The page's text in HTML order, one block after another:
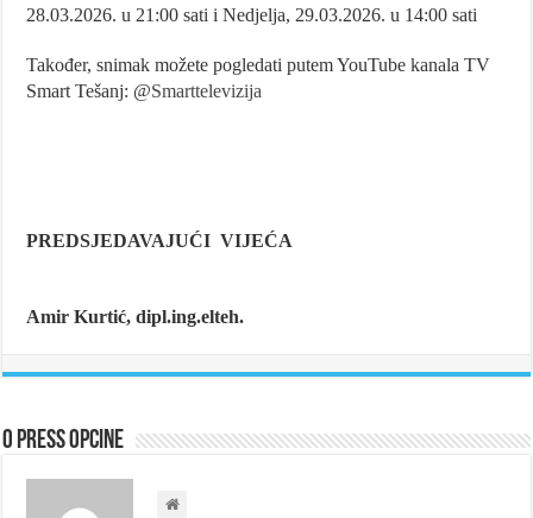
28.03.2026. u 21:00 sati i Nedjelja, 29.03.2026. u 14:00 sati
Također, snimak možete pogledati putem YouTube kanala TV
Smart Tešanj: @Smarttelevizija
PREDSJEDAVAJUĆI VIJEĆA
Amir Kurtić, dipl.ing.elteh.
O Press Opcine